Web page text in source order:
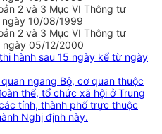
2 và 3 Mục VI Thông tư
10/08/1999
2 và 3 Mục VI Thông tư
05/12/2000
hành sau 15 ngày kể từ ngày
ngang Bộ, cơ quan thuộc
thể, tổ chức xã hội ở Trung
tỉnh, thành phố trực thuộc
Nghị định này.